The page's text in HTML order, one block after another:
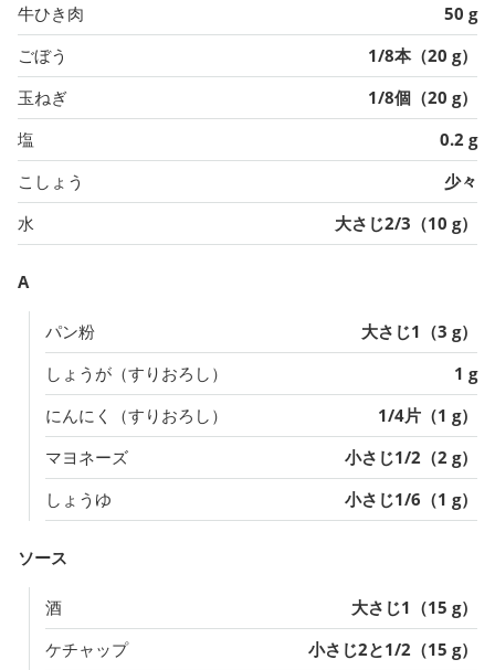
牛ひき肉
50 g
ごぼう
1/8本（20 g）
玉ねぎ
1/8個（20 g）
塩
0.2 g
こしょう
少々
水
大さじ2/3（10 g）
A
パン粉
大さじ1（3 g）
しょうが（すりおろし）
1 g
にんにく（すりおろし）
1/4片（1 g）
マヨネーズ
小さじ1/2（2 g）
しょうゆ
小さじ1/6（1 g）
ソース
酒
大さじ1（15 g）
ケチャップ
小さじ2と1/2（15 g）